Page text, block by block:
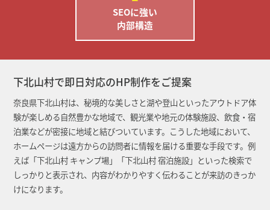
SEOに強い
内部構造
下北山村で即日対応のHP制作をご提案
奈良県下北山村は、秘境的な美しさと湖や登山といったアウトドア体
験が楽しめる自然豊かな地域で、観光業や地元の体験施設、飲食・宿
泊業などが密接に地域と結びついています。こうした地域において、
ホームページは遠方からの訪問者に情報を届ける重要な手段です。例
えば「下北山村 キャンプ場」「下北山村 宿泊施設」といった検索で
しっかりと表示され、内容がわかりやすく伝わることが来訪のきっか
けになります。